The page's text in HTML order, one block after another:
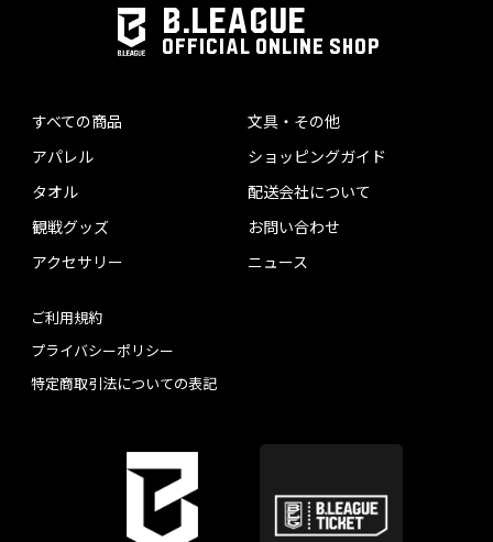
B.LEAGUE
OFFICIAL ONLINE SHOP
すべての商品
アパレル
タオル
観戦グッズ
アクセサリー
文具・その他
ショッピングガイド
配送会社について
お問い合わせ
ニュース
ご利用規約
プライバシーポリシー
特定商取引法についての表記